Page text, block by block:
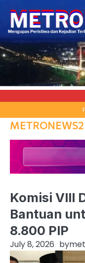
to
content
METRONEWS2
Komisi VIII
Bantuan
8.800 PIP
July 8, 2026 by